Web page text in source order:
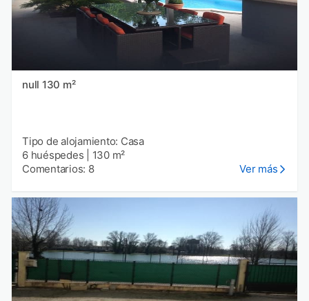
null 130 m²
Tipo de alojamiento: Casa
6 huéspedes
130 m²
Comentarios: 8
Ver más